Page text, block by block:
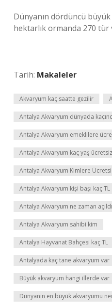
Dünyanın dördüncü
hektarlık ormanda 270 tür
Tarih: Makaleler
Akvaryum kaç saatte gezilir
Antalya Akvaryum dünyada
Antalya Akvaryum emeklilere
Antalya Akvaryum kaç yaş ücretsiz
Antalya Akvaryum Kimlere
Antalya Akvaryum kişi başı kaç TL
Antalya Akvaryum ne zaman açıldı
Antalya Akvaryum sahibi kim
Antalya Hayvanat Bahçesi kaç TL
Antalyada kaç tane akvaryum var
Büyük akvaryum hangi illerde var
Dünyanın en büyük akvaryumu